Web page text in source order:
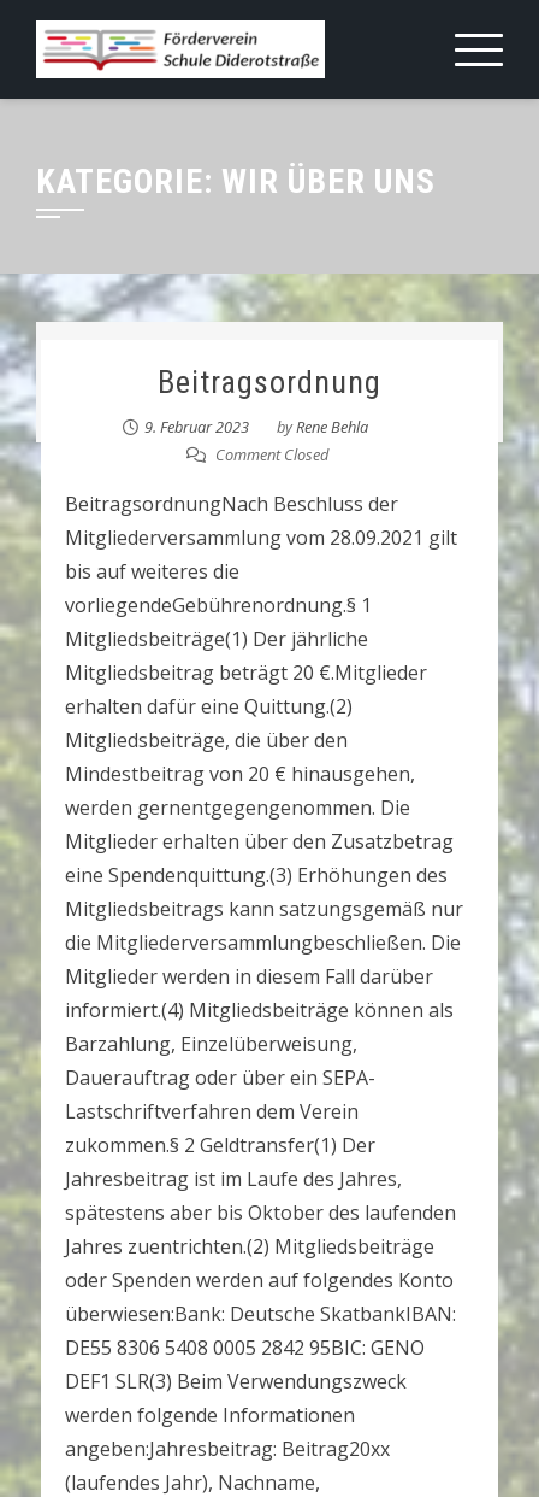
Skip
content
KATEGORIE: WIR ÜBER UNS
Beitragsordnung
9. Februar 2023 byRene Behla
Comment Closed
BeitragsordnungNach Beschluss der
Mitgliederversammlung vom 28.09.2021 gilt
bis auf weiteres die
vorliegendeGebührenordnung.§ 1
Mitgliedsbeiträge(1) Der jährliche
Mitgliedsbeitrag beträgt 20 €.Mitglieder
erhalten dafür eine Quittung.(2)
Mitgliedsbeiträge, die über den
Mindestbeitrag von 20 € hinausgehen,
werden gernentgegengenommen. Die
Mitglieder erhalten über den Zusatzbetrag
eine Spendenquittung.(3) Erhöhungen des
Mitgliedsbeitrags kann satzungsgemäß nur
die Mitgliederversammlungbeschließen. Die
Mitglieder werden in diesem Fall darüber
informiert.(4) Mitgliedsbeiträge können als
Barzahlung, Einzelüberweisung,
Dauerauftrag oder über ein SEPA-
Lastschriftverfahren dem Verein
zukommen.§ 2 Geldtransfer(1) Der
Jahresbeitrag ist im Laufe des Jahres,
spätestens aber bis Oktober des laufenden
Jahres zuentrichten.(2) Mitgliedsbeiträge
oder Spenden werden auf folgendes Konto
überwiesen:Bank: Deutsche SkatbankIBAN:
DE55 8306 5408 0005 2842 95BIC: GENO
DEF1 SLR(3) Beim Verwendungszweck
werden folgende Informationen
angeben:Jahresbeitrag: Beitrag20xx
(laufendes Jahr), Nachname,